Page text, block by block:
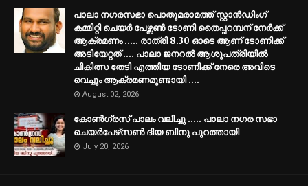
പാലാ നഗരസഭാ പൊതുമരാമത്ത് സ്റ്റാൻഡിംഗ്
കമ്മിറ്റി ചെയർ പേഴ്സൺ ടോണി തൈപ്പറമ്പന് നേർക്ക്
ആക്രമണം ..... രാത്രി 8.30 ഓടെ ആണ് ടോണിക്ക്
അടിയേറ്റത് .... പാലാ ജനറൽ ആശുപത്രിയിൽ
ചികിത്സ തേടി എത്തിയ ടോണിക്ക് നേരെ അവിടെ
വെച്ചും ആക്രമണമുണ്ടായി ....
August 02, 2026
കോൺഗ്രസ് പാലം വലിച്ചു ..... പാലാ നഗര സഭാ
ചെയർപേഴ്‌സൺ ദിയ ബിനു പുറത്തായി
July 20, 2026